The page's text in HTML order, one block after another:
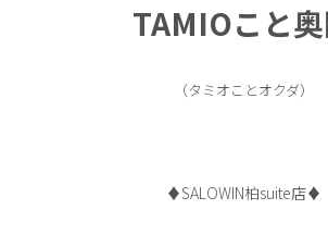
TAMIOこと
（タミオことオクダ）
♦︎SALOWIN柏suite店♦︎